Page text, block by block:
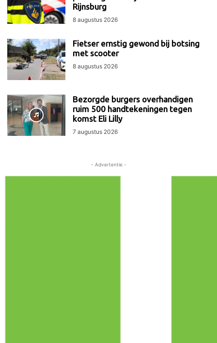
Rijnsburg
8 augustus 2026
Fietser ernstig gewond bij botsing
met scooter
8 augustus 2026
Bezorgde burgers overhandigen
ruim 500 handtekeningen tegen
komst Eli Lilly
7 augustus 2026
- Advertentie -